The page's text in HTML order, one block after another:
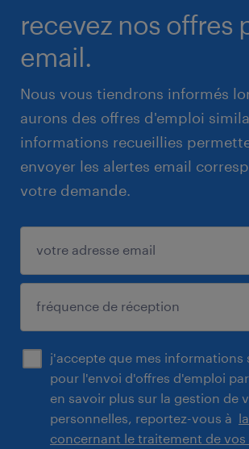
recevez nos offres
email.
Nous vous tiendrons informés
aurons des offres d'emploi
informations recueillies
envoyer les alertes email
votre demande.
j'accepte que mes informations
pour l'envoi d'offres d'emploi
en savoir plus sur la gestion de
personnelles, reportez-vous à
concernant le traitement de vos